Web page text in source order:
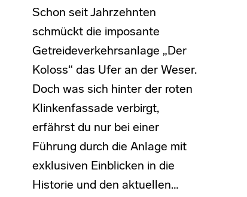
Schon seit Jahrzehnten
schmückt die imposante
Getreideverkehrsanlage „Der
Koloss“ das Ufer an der Weser.
Doch was sich hinter der roten
Klinkenfassade verbirgt,
erfährst du nur bei einer
Führung durch die Anlage mit
exklusiven Einblicken in die
Historie und den aktuellen…